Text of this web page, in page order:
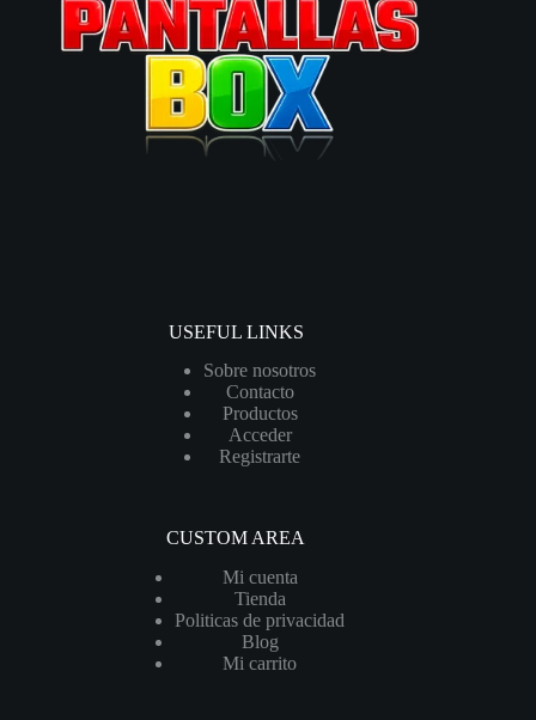
USEFUL LINKS
Sobre nosotros
Contacto
Productos
Acceder
Registrarte
CUSTOM AREA
Mi cuenta
Tienda
Politicas de privacidad
Blog
Mi carrito